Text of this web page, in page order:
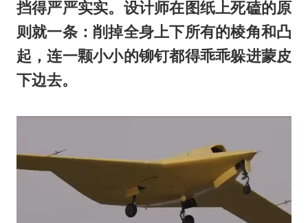
挡得严严实实。设计师在图纸上死磕的原
则就一条：削掉全身上下所有的棱角和凸
起，连一颗小小的铆钉都得乖乖躲进蒙皮
下边去。